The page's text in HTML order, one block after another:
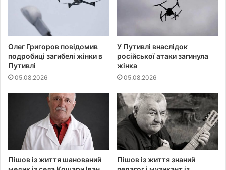
Олег Григоров повідомив
подробиці загибелі жінки в
Путивлі
05.08.2026
У Путивлі внаслідок
російської атаки загинула
жінка
05.08.2026
Пішов із життя шанований
Пішов із життя знаний